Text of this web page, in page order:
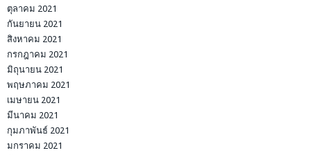
ตุลาคม 2021
กันยายน 2021
สิงหาคม 2021
กรกฎาคม 2021
มิถุนายน 2021
พฤษภาคม 2021
เมษายน 2021
มีนาคม 2021
กุมภาพันธ์ 2021
มกราคม 2021